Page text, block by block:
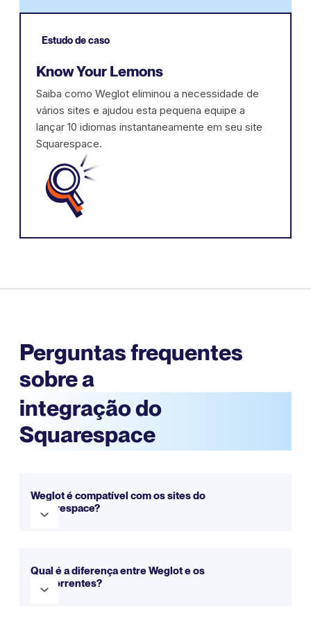
Estudo de caso
Know Your Lemons
Saiba como Weglot eliminou a necessidade de
vários sites e ajudou esta pequena equipe a
lançar 10 idiomas instantaneamente em seu site
Squarespace.
Perguntas frequentes
sobre a
integração do
Squarespace
Weglot é compatível com os sites do
Squarespace?
seu site multilíngue em apenas alguns minutos. Você
pode experimentá-lo gratuitamente com nossa
Qual é a diferença entre Weglot e os
concorrentes?